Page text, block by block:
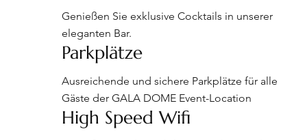
Genießen Sie exklusive Cocktails in unserer
eleganten Bar.
Parkplätze
Ausreichende und sichere Parkplätze für alle
Gäste der GALA DOME Event-Location
High Speed Wifi